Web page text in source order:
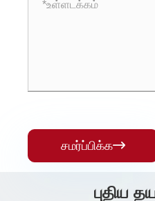
சமர்ப்பிக்க
புதிய